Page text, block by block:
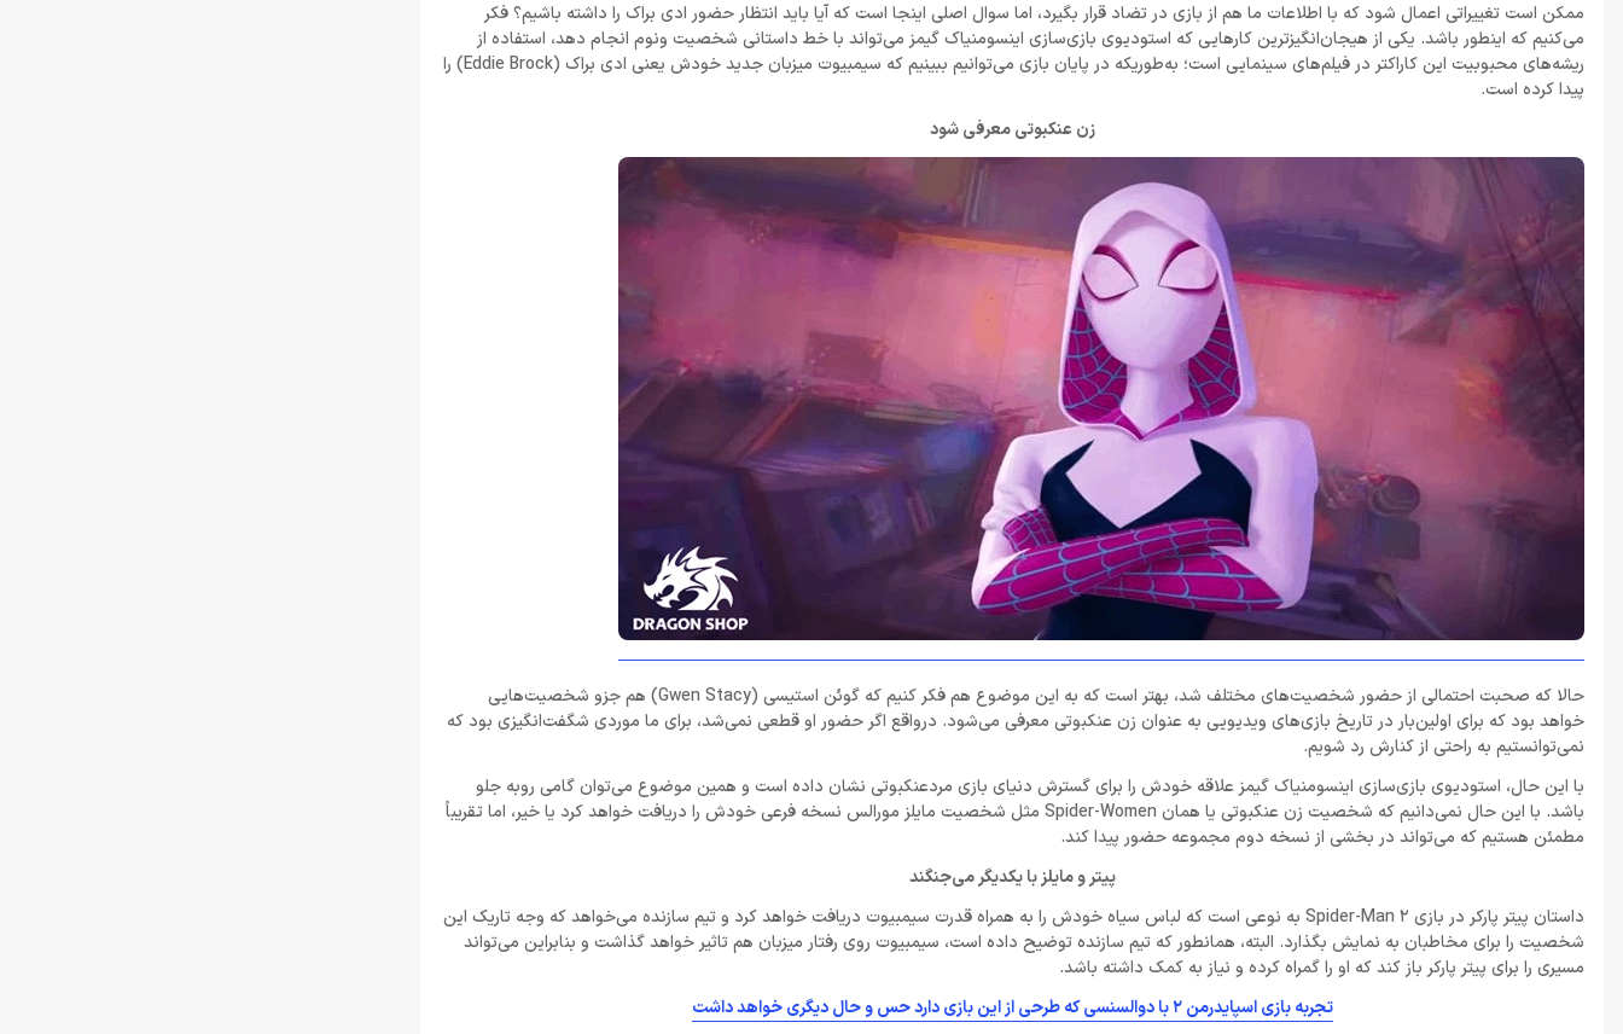
ممکن است تغییراتی اعمال شود که با اطلاعات ما هم از بازی در تضاد قرار بگیرد، اما سوال اصلی اینجا است که آیا باید انتظار حضور ادی براک را داشته باشیم؟ فکر
می‌کنیم که اینطور باشد. یکی از هیجان‌انگیزترین کارهایی که استودیوی بازی‌سازی اینسومنیاک گیمز می‌تواند با خط داستانی شخصیت ونوم انجام دهد، استفاده از
ریشه‌های محبوبیت این کاراکتر در فیلم‌های سینمایی است؛ به‌طوریکه در پایان بازی می‌توانیم ببینیم که سیمبیوت میزبان جدید خودش یعنی ادی براک (Eddie Brock) را
پیدا کرده است.
زن عنکبوتی معرفی شود
حالا که صحبت احتمالی از حضور شخصیت‌های مختلف شد، بهتر است که به این موضوع هم فکر کنیم که گوئن استیسی (Gwen Stacy) هم جزو شخصیت‌هایی
خواهد بود که برای اولین‌بار در تاریخ بازی‌های ویدیویی به عنوان زن عنکبوتی معرفی می‌شود. درواقع اگر حضور او قطعی نمی‌شد، برای ما موردی شگفت‌انگیزی بود که
نمی‌توانستیم به راحتی از کنارش رد شویم.
با این حال، استودیوی بازی‌سازی اینسومنیاک گیمز علاقه خودش را برای گسترش دنیای بازی مردعنکبوتی نشان داده است و همین موضوع می‌توان گامی روبه‌ جلو
باشد. با این حال نمی‌دانیم که شخصیت زن عنکبوتی یا همان Spider-Women مثل شخصیت مایلز مورالس نسخه فرعی خودش را دریافت خواهد کرد یا خیر، اما تقریباً
مطمئن هستیم که می‌تواند در بخشی از نسخه دوم مجموعه حضور پیدا کند.
پیتر و مایلز با یکدیگر می‌جنگند
داستان پیتر پارکر در بازی Spider-Man 2 به نوعی است که لباس‌ سیاه خودش را به همراه قدرت سیمبیوت دریافت خواهد کرد و تیم سازنده می‌خواهد که وجه تاریک این
شخصیت را برای مخاطبان به نمایش بگذارد. البته، همانطور که تیم سازنده توضیح داده است، سیمبیوت روی رفتار میزبان هم تاثیر خواهد گذاشت و بنابراین می‌تواند
مسیری را برای پیتر پارکر باز کند که او را گمراه کرده و نیاز به کمک داشته باشد.
تجربه بازی‌ اسپایدرمن 2 با دوالسنسی که طرحی از این بازی دارد حس و حال دیگری خواهد داشت